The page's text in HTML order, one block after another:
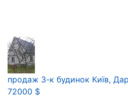
продаж 3-к будинок Київ,
72000 $